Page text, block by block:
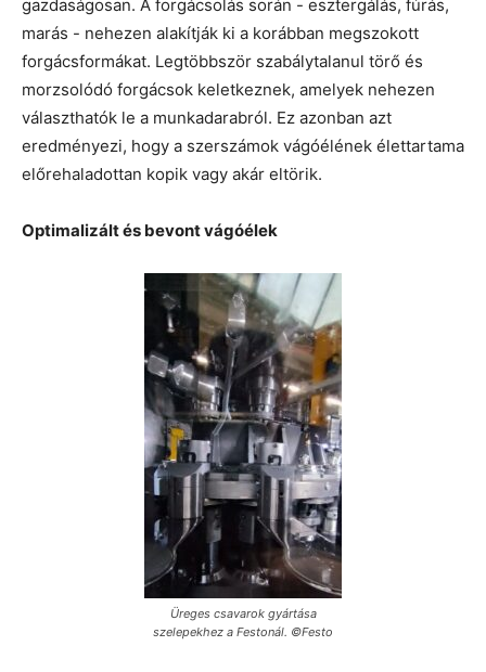
gazdaságosan. A forgácsolás során - esztergálás, fúrás,
marás - nehezen alakítják ki a korábban megszokott
forgácsformákat. Legtöbbször szabálytalanul törő és
morzsolódó forgácsok keletkeznek, amelyek nehezen
választhatók le a munkadarabról. Ez azonban azt
eredményezi, hogy a szerszámok vágóélének élettartama
előrehaladottan kopik vagy akár eltörik.
Optimalizált és bevont vágóélek
Üreges csavarok gyártása
szelepekhez a Festonál. ©Festo